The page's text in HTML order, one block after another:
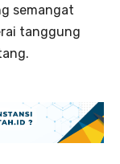
semangat
tanggung